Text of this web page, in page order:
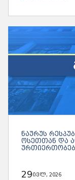
ᲜᲐᲣᲠᲣᲡ
ᲝᲡᲔᲗᲗᲐᲜ ᲓᲐ
29ივლ, 2026